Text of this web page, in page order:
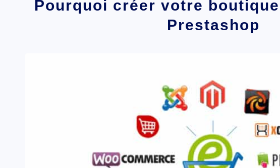
Pourquoi créer votre
Prestashop